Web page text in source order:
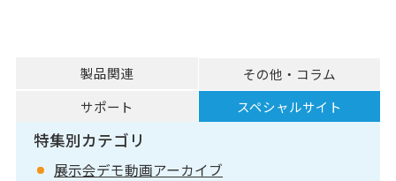
製品関連
その他・コラム
サポート
スペシャルサイト
特集別カテゴリ
展示会デモ動画アーカイブ